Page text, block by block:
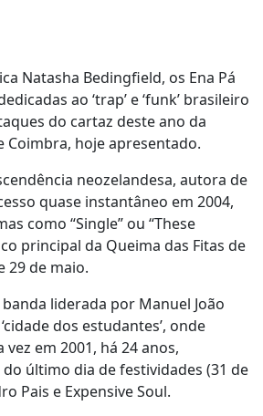
Natasha Bedingfield, os Ena Pá
ao ‘trap’ e ‘funk’ brasileiro
do cartaz deste ano da
Coimbra, hoje apresentado.
neozelandesa, autora de
quase instantâneo em 2004,
como “Single” ou “These
principal da Queima das Fitas de
29 de maio.
banda liderada por Manuel João
dos estudantes’, onde
em 2001, há 24 anos,
último dia de festividades (31 de
Pais e Expensive Soul.